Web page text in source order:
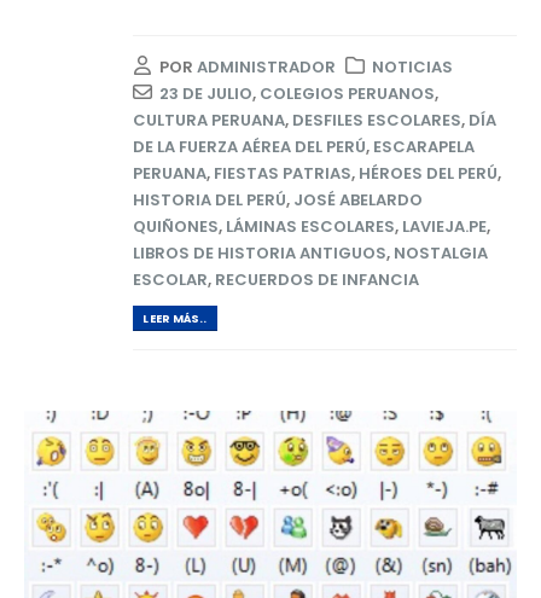
POR ADMINISTRADOR
NOTICIAS
23 DE JULIO, COLEGIOS PERUANOS,
CULTURA PERUANA, DESFILES ESCOLARES, DÍA
DE LA FUERZA AÉREA DEL PERÚ, ESCARAPELA
PERUANA, FIESTAS PATRIAS, HÉROES DEL PERÚ,
HISTORIA DEL PERÚ, JOSÉ ABELARDO
QUIÑONES, LÁMINAS ESCOLARES, LAVIEJA.PE,
LIBROS DE HISTORIA ANTIGUOS, NOSTALGIA
ESCOLAR, RECUERDOS DE INFANCIA
LEER MÁS..